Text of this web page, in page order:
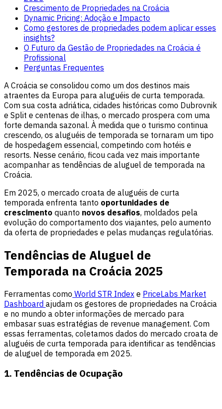
Crescimento de Propriedades na Croácia
Dynamic Pricing: Adoção e Impacto
Como gestores de propriedades podem aplicar esses
insights?
O Futuro da Gestão de Propriedades na Croácia é
Profissional
Perguntas Frequentes
A Croácia se consolidou como um dos destinos mais
atraentes da Europa para aluguéis de curta temporada.
Com sua costa adriática, cidades históricas como Dubrovnik
e Split e centenas de ilhas, o mercado prospera com uma
forte demanda sazonal. À medida que o turismo continua
crescendo, os aluguéis de temporada se tornaram um tipo
de hospedagem essencial, competindo com hotéis e
resorts. Nesse cenário, ficou cada vez mais importante
acompanhar as tendências de aluguel de temporada na
Croácia.
Em 2025, o mercado croata de aluguéis de curta
temporada enfrenta tanto oportunidades de
crescimento quanto novos desafios, moldados pela
evolução do comportamento dos viajantes, pelo aumento
da oferta de propriedades e pelas mudanças regulatórias.
Tendências de Aluguel de
Temporada na Croácia 2025
Ferramentas como World STR Index e PriceLabs Market
Dashboard ajudam os gestores de propriedades na Croácia
e no mundo a obter informações de mercado para
embasar suas estratégias de revenue management. Com
essas ferramentas, coletamos dados do mercado croata de
aluguéis de curta temporada para identificar as tendências
de aluguel de temporada em 2025.
1. Tendências de Ocupação